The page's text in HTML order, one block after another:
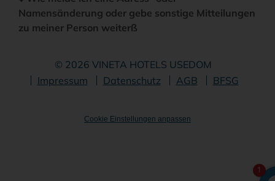
Namensänderung oder gebe sonstige Mitteilungen
zu meiner Person weiterß
© 2026 VINETA HOTELS USEDOM
Navigation
Impressum Datenschutz AGB BFSG
Cookie Einstellungen anpassen
1